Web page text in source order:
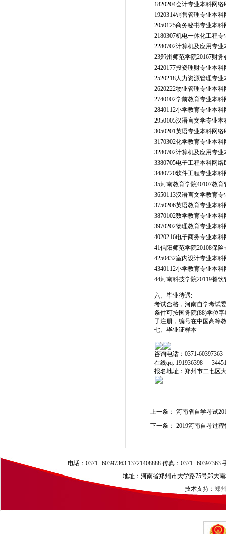
1820204会计专业本科网络
1920314销售管理专业本
2050125商务秘书专业本
2180307机电一体化工程
2280702计算机及应用专
23郑州师范学院20167财
2420177投资理财专业本
2520218人力资源管理专
2620222物业管理专业本
2740102学前教育专业本
2840112小学教育专业本
2950105汉语言文学专业
3050201英语专业本科网络
3170302化学教育专业本
3280702计算机及应用专
3380705电子工程本科网络
3480720软件工程专业本
35河南教育学院40107教
3650113汉语言文学教育
3750206英语教育专业本
3870102数学教育专业本
3970202物理教育专业本
4020216电子商务专业本
41信阳师范学院20108保
4250432室内设计专业本
4340112小学教育专业本
44河南科技学院20119餐
六、毕业待遇:
考试合格，河南自学考试
条件可按国务院(88)学位
子注册，编号在中国高等
七、毕业证样本
咨询电话：0371-
在线qq: 191936398
报名地址：郑州市二七区
上一条： 河南省自学考试
下一条： 2019河南自考过
电话：0371--60397363 13721408888 传真：0371--
地址：河南省郑州市大学路75号郑大
技术支持： 郑